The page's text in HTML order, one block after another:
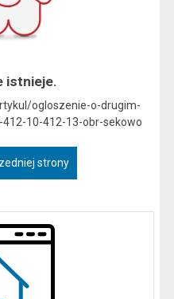
istnieje.
ogloszenie-o-drugim-
10-412-13-obr-sekowo
strony